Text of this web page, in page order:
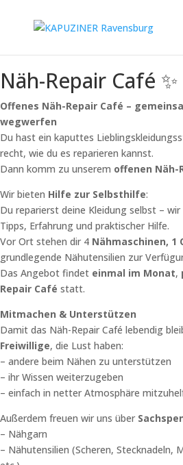
Näh-Repair Café ✨
Offenes Näh-Repair Café –
wegwerfen
Du hast ein kaputtes
recht, wie du es reparieren kannst.
Dann komm zu unserem offenen Näh-
Wir bieten Hilfe zur Selbsthilfe:
Du reparierst deine Kleidung selbst –
Tipps, Erfahrung und praktischer Hilfe.
Vor Ort stehen dir 4 Nähmaschinen, 1
grundlegende Nähutensilien zur
Das Angebot findet einmal im Monat,
Repair Café statt.
Mitmachen & Unterstützen
Damit das Näh-Repair Café lebendig
Freiwillige, die Lust haben:
– andere beim Nähen zu unterstützen
– ihr Wissen weiterzugeben
– einfach in netter Atmosphäre
Außerdem freuen wir uns über
– Nähgarn
– Nähutensilien (Scheren, Stecknadeln,